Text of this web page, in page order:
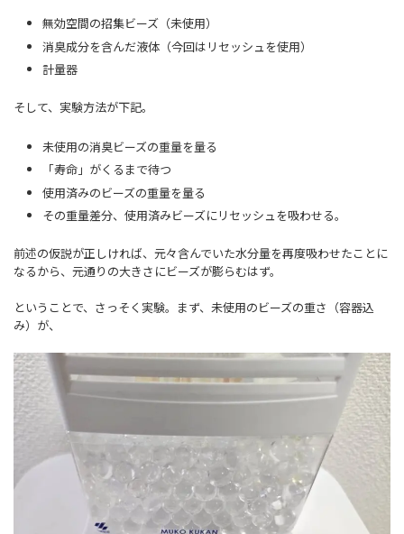
無効空間の招集ビーズ（未使用）
消臭成分を含んだ液体（今回はリセッシュを使用）
計量器
そして、実験方法が下記。
未使用の消臭ビーズの重量を量る
「寿命」がくるまで待つ
使用済みのビーズの重量を量る
その重量差分、使用済みビーズにリセッシュを吸わせる。
前述の仮説が正しければ、元々含んでいた水分量を再度吸わせたことに
なるから、元通りの大きさにビーズが膨らむはず。
ということで、さっそく実験。まず、未使用のビーズの重さ（容器込
み）が、